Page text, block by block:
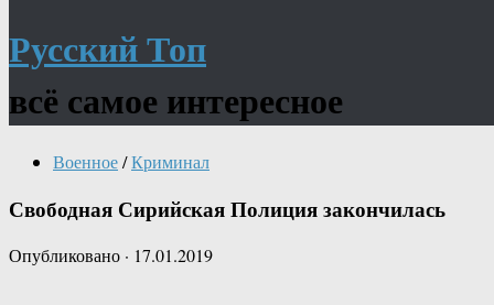
Русский Топ
всё самое интересное
Военное/Криминал
Свободная Сирийская Полиция закончилась
Опубликовано · 17.01.2019